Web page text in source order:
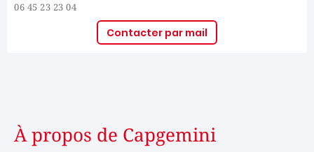
06 45 23 23 04
Contacter par mail
À propos de Capgemini